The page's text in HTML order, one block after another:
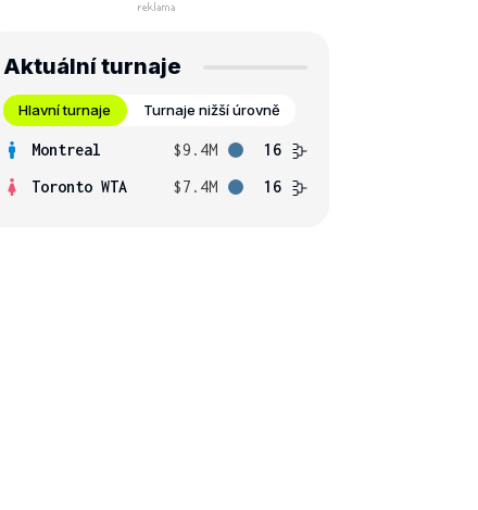
Aktuální turnaje
Hlavní turnaje Turnaje nižší úrovně
Montreal $9.4M
16
Toronto WTA
$7.4M 16